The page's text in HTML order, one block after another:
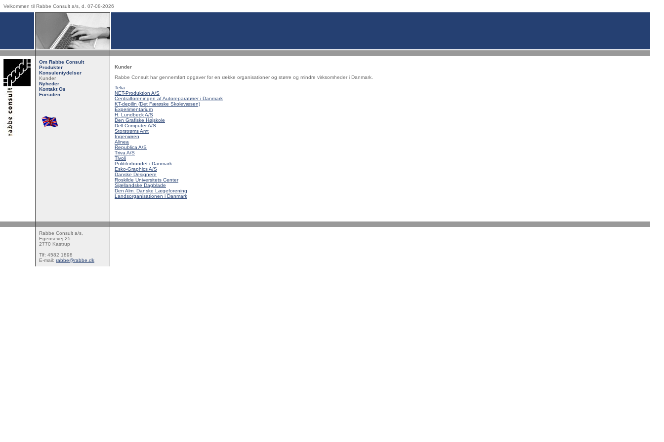
Velkommen til Rabbe Consult a/s, d. 07-08-2026
Om Rabbe Consult
Produkter
Konsulentydelser
Kunder
Nyheder
Kontakt Os
Forsiden
Kunder
Rabbe Consult har gennemført opgaver for en række organisationer og større og mindre virksomheder i Danmark.
Telia
NET-Produktion A/S
Centralforeningen af Autoreparatører i Danmark
KT-depilin (Det Færøske Skolevæsen)
Experimentarium
H. Lundbeck A/S
Den Grafiske Højskole
Dell Computer A/S
Storstrøms Amt
Ingeniøren
Alinea
Republica A/S
Triva A/S
Tivoli
Politiforbundet i Danmark
Esko-Graphics A/S
Danske Designere
Roskilde Universitets Center
Sjællandske Dagblade
Den Alm. Danske Lægeforening
Landsorganisationen i Danmark
Rabbe Consult a/s,
Egensevej 25
2770 Kastrup
Tlf: 4582 1898
E-mail: rabbe@rabbe.dk